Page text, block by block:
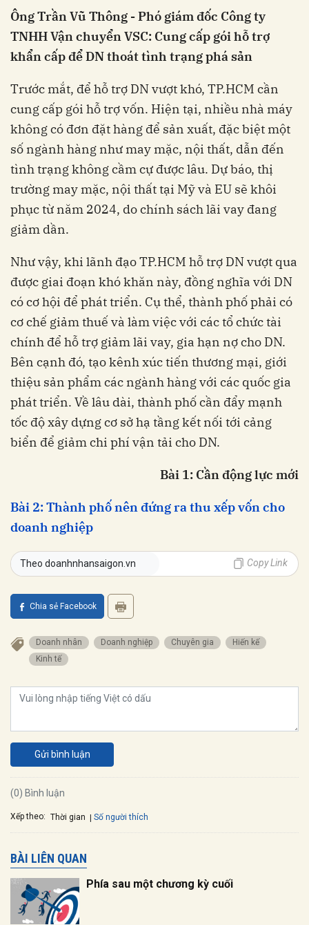
Ông Trần Vũ Thông - Phó giám đốc Công ty
TNHH Vận chuyển VSC: Cung cấp gói hỗ trợ
khẩn cấp để DN thoát tình trạng phá sản
Trước mắt, để hỗ trợ DN vượt khó, TP.HCM cần
cung cấp gói hỗ trợ vốn. Hiện tại, nhiều nhà máy
không có đơn đặt hàng để sản xuất, đặc biệt một
số ngành hàng như may mặc, nội thất, dẫn đến
tình trạng không cầm cự được lâu. Dự báo, thị
trường may mặc, nội thất tại Mỹ và EU sẽ khôi
phục từ năm 2024, do chính sách lãi vay đang
giảm dần.
Như vậy, khi lãnh đạo TP.HCM hỗ trợ DN vượt qua
được giai đoạn khó khăn này, đồng nghĩa với DN
có cơ hội để phát triển. Cụ thể, thành phố phải có
cơ chế giảm thuế và làm việc với các tổ chức tài
chính để hỗ trợ giảm lãi vay, gia hạn nợ cho DN.
Bên cạnh đó, tạo kênh xúc tiến thương mại, giới
thiệu sản phẩm các ngành hàng với các quốc gia
phát triển. Về lâu dài, thành phố cần đẩy mạnh
tốc độ xây dựng cơ sở hạ tầng kết nối tới cảng
biển để giảm chi phí vận tải cho DN.
Bài 1: Cần động lực mới
Bài 2: Thành phố nên đứng ra thu xếp vốn cho
doanh nghiệp
Theo doanhnhansaigon.vn Copy Link
Chia sẻ Facebook
Doanh nhân Doanh nghiệp Chuyên gia
Hiến kế
Kinh tế
Gửi bình luận
(0) Bình luận
Xếp theo: Thời gian Số người thích
BÀI LIÊN QUAN
Phía sau một chương kỳ cuối